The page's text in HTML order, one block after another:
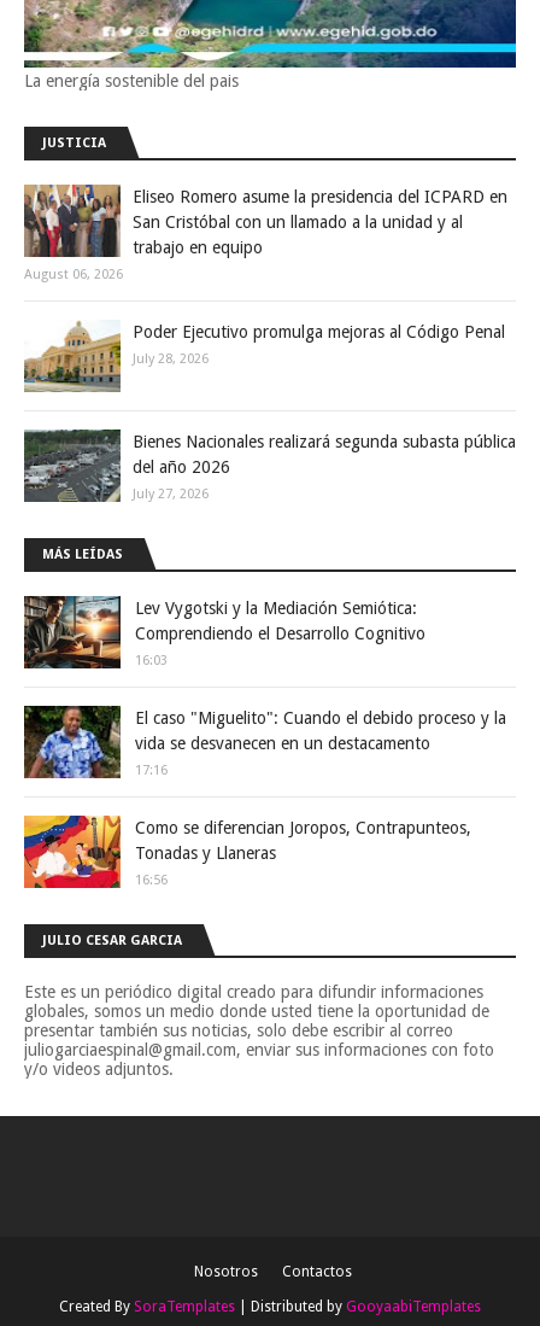
La energía sostenible del pais
JUSTICIA
Eliseo Romero asume la presidencia del ICPARD en
San Cristóbal con un llamado a la unidad y al
trabajo en equipo
August 06, 2026
Poder Ejecutivo promulga mejoras al Código Penal
July 28, 2026
Bienes Nacionales realizará segunda subasta pública
del año 2026
July 27, 2026
MÁS LEÍDAS
Lev Vygotski y la Mediación Semiótica:
Comprendiendo el Desarrollo Cognitivo
16:03
El caso "Miguelito": Cuando el debido proceso y la
vida se desvanecen en un destacamento
17:16
Como se diferencian Joropos, Contrapunteos,
Tonadas y Llaneras
16:56
JULIO CESAR GARCIA
Este es un periódico digital creado para difundir informaciones
globales, somos un medio donde usted tiene la oportunidad de
presentar también sus noticias, solo debe escribir al correo
juliogarciaespinal@gmail.com, enviar sus informaciones con foto
y/o videos adjuntos.
Nosotros Contactos
Created By SoraTemplates | Distributed by GooyaabiTemplates